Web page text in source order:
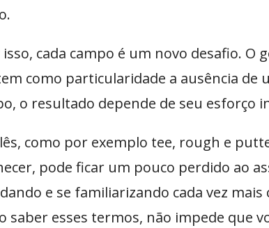
cada campo é um novo desafio.
como particularidade a ausência de
o resultado depende de seu esforço
como por exemplo tee, rough e
pode ficar um pouco perdido ao
e se familiarizando cada vez
esses termos, não impede que